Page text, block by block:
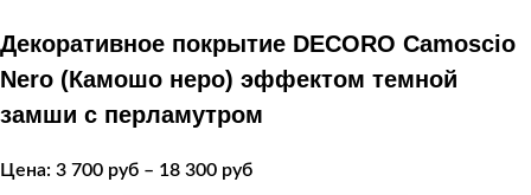
Декоративное покрытие DECORO Camoscio
Nero (Камошо неро) эффектом темной
замши с перламутром
Цена: 3 700 руб – 18 300 руб